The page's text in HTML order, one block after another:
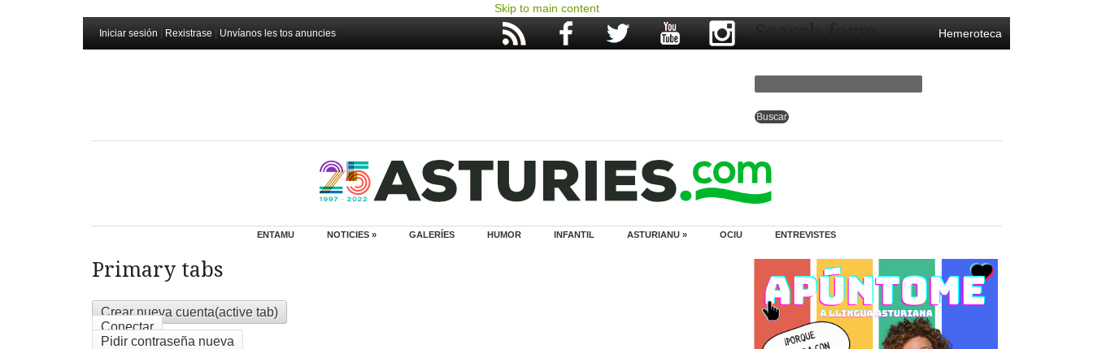
Skip to main content
Iniciar sesión Rexistrase Unvíanos les tos anuncies Hemeroteca
Search form
ENTAMU NOTICIES » GALERÍES HUMOR INFANTIL ASTURIANU » OCIU ENTREVISTES
Primary tabs
Crear nueva cuenta(active tab)
Conectar
Pidir contraseña nueva